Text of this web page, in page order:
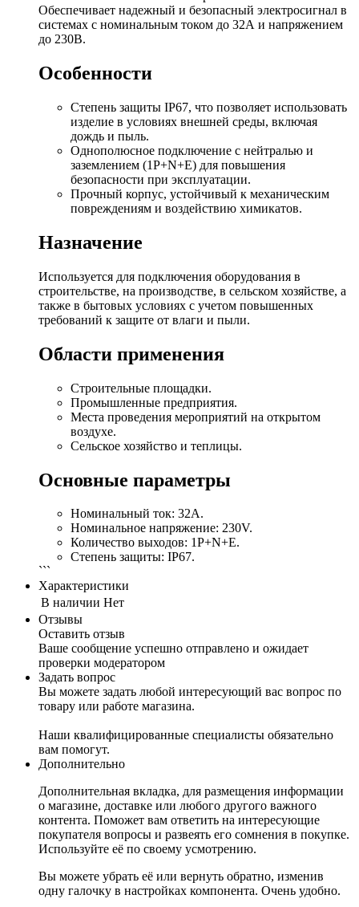
Обеспечивает надежный и безопасный электросигнал в
системах с номинальным током до 32А и напряжением
до 230В.
Особенности
Степень защиты IP67, что позволяет использовать
изделие в условиях внешней среды, включая
дождь и пыль.
Однополюсное подключение с нейтралью и
заземлением (1P+N+E) для повышения
безопасности при эксплуатации.
Прочный корпус, устойчивый к механическим
повреждениям и воздействию химикатов.
Назначение
Используется для подключения оборудования в
строительстве, на производстве, в сельском хозяйстве, а
также в бытовых условиях с учетом повышенных
требований к защите от влаги и пыли.
Области применения
Строительные площадки.
Промышленные предприятия.
Места проведения мероприятий на открытом
воздухе.
Сельское хозяйство и теплицы.
Основные параметры
Номинальный ток: 32А.
Номинальное напряжение: 230V.
Количество выходов: 1P+N+E.
Степень защиты: IP67.
```
Характеристики
В наличии Нет
Отзывы
Оставить отзыв
Ваше сообщение успешно отправлено и ожидает
проверки модератором
Задать вопрос
Вы можете задать любой интересующий вас вопрос по
товару или работе магазина.
Наши квалифицированные специалисты обязательно
вам помогут.
Дополнительно
Дополнительная вкладка, для размещения информации
о магазине, доставке или любого другого важного
контента. Поможет вам ответить на интересующие
покупателя вопросы и развеять его сомнения в покупке.
Используйте её по своему усмотрению.
Вы можете убрать её или вернуть обратно, изменив
одну галочку в настройках компонента. Очень удобно.